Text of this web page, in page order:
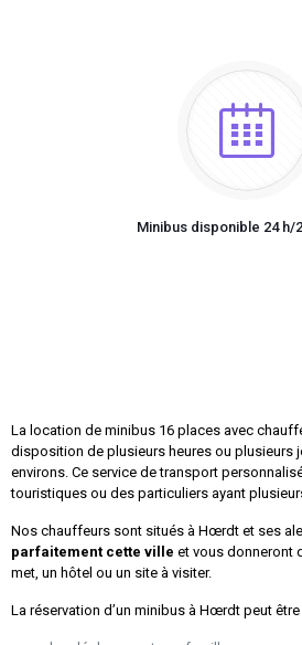
Minibus disponible 24 h/
La location de minibus 16 places avec
disposition de plusieurs heures ou plusieurs
environs. Ce service de transport
touristiques ou des particuliers ayant
Nos chauffeurs sont situés à Hœrdt et ses
parfaitement cette ville et vous donneront
met, un hôtel ou un site à visiter.
La réservation d’un minibus à Hœrdt peut